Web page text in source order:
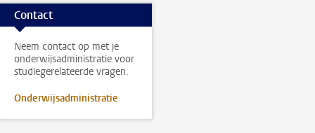
Contact
Neem contact op met je
onderwijsadministratie voor
studiegerelateerde vragen.
Onderwijsadministratie